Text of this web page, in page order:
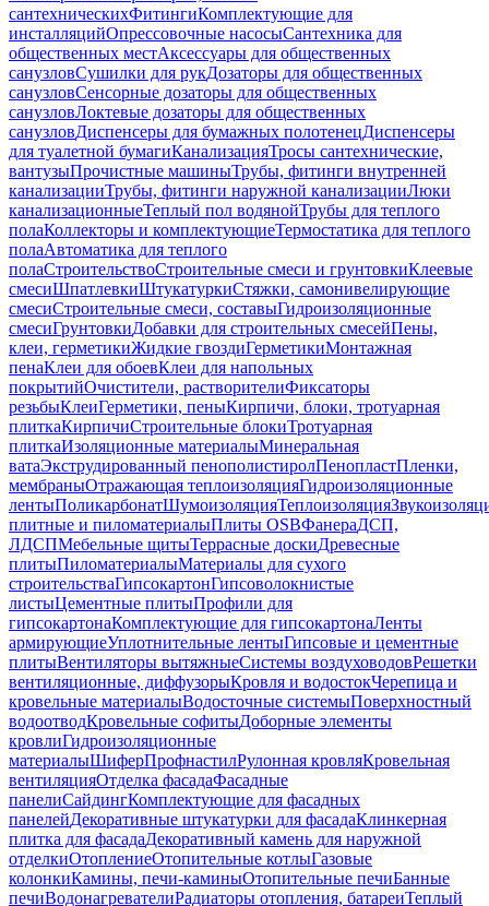
сантехническихФитингиКомплектующие для
инсталляцийОпрессовочные насосыСантехника для
общественных местАксессуары для общественных
санузловСушилки для рукДозаторы для общественных
санузловСенсорные дозаторы для общественных
санузловЛоктевые дозаторы для общественных
санузловДиспенсеры для бумажных полотенецДиспенсеры
для туалетной бумагиКанализацияТросы сантехнические,
вантузыПрочистные машиныТрубы, фитинги внутренней
канализацииТрубы, фитинги наружной канализацииЛюки
канализационныеТеплый пол водянойТрубы для теплого
полаКоллекторы и комплектующиеТермостатика для теплого
полаАвтоматика для теплого
полаСтроительствоСтроительные смеси и грунтовкиКлеевые
смесиШпатлевкиШтукатуркиСтяжки, самонивелирующие
смесиСтроительные смеси, составыГидроизоляционные
смесиГрунтовкиДобавки для строительных смесейПены,
клеи, герметикиЖидкие гвоздиГерметикиМонтажная
пенаКлеи для обоевКлеи для напольных
покрытийОчистители, растворителиФиксаторы
резьбыКлеиГерметики, пеныКирпичи, блоки, тротуарная
плиткаКирпичиСтроительные блокиТротуарная
плиткаИзоляционные материалыМинеральная
ватаЭкструдированный пенополистиролПенопластПленки,
мембраныОтражающая теплоизоляцияГидроизоляционные
лентыПоликарбонатШумоизоляцияТеплоизоляция
плитные и пиломатериалыПлиты OSBФанераДСП,
ЛДСПМебельные щитыТеррасные доскиДревесные
плитыПиломатериалыМатериалы для сухого
строительстваГипсокартонГипсоволокнистые
листыЦементные плитыПрофили для
гипсокартонаКомплектующие для гипсокартонаЛенты
армирующиеУплотнительные лентыГипсовые и цементные
плитыВентиляторы вытяжныеСистемы воздуховодовРешетки
вентиляционные, диффузорыКровля и водостокЧерепица и
кровельные материалыВодосточные системыПоверхностный
водоотводКровельные софитыДоборные элементы
кровлиГидроизоляционные
материалыШиферПрофнастилРулонная кровляКровельная
вентиляцияОтделка фасадаФасадные
панелиСайдингКомплектующие для фасадных
панелейДекоративные штукатурки для фасадаКлинкерная
плитка для фасадаДекоративный камень для наружной
отделкиОтоплениеОтопительные котлыГазовые
колонкиКамины, печи-каминыОтопительные печиБанные
печиВодонагревателиРадиаторы отопления, батареиТеплый